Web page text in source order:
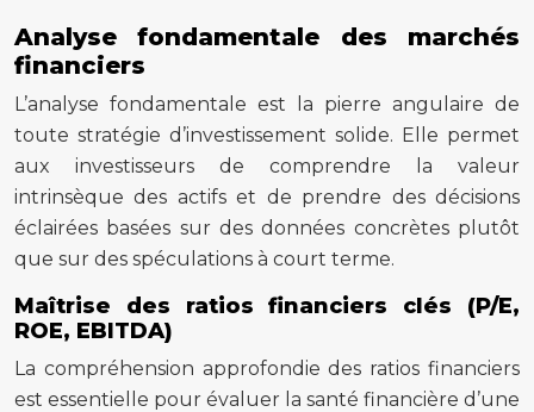
Analyse fondamentale des marchés
financiers
L’analyse fondamentale est la pierre angulaire de
toute stratégie d’investissement solide. Elle permet
aux investisseurs de comprendre la valeur
intrinsèque des actifs et de prendre des décisions
éclairées basées sur des données concrètes plutôt
que sur des spéculations à court terme.
Maîtrise des ratios financiers clés (P/E,
ROE, EBITDA)
La compréhension approfondie des ratios financiers
est essentielle pour évaluer la santé financière d’une